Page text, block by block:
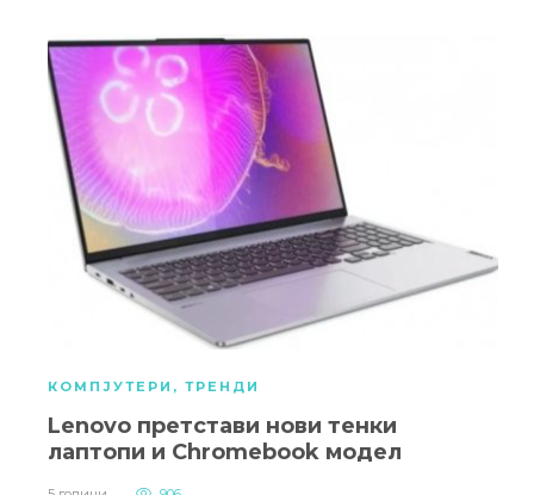
КОМПЈУТЕРИ , ТРЕНДИ
Lenovo претстави нови тенки
лаптопи и Chromebook модел